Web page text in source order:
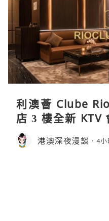
利澳薈 Clube
店 3 樓全新 KTV
療套票一次過睇
港澳深夜漫談 4小